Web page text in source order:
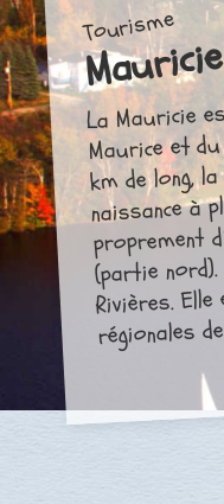
Tourisme
Mauricie
La Mauricie
Maurice et
km de long,
naissance à
proprement
(partie
Rivières.
régionales